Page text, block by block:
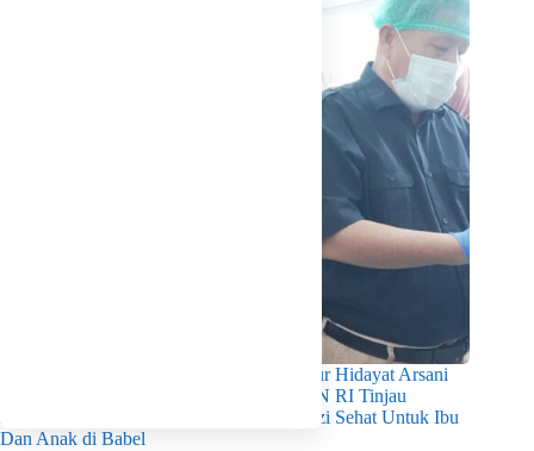
Pastikan Kualitas Gizi Terpenuhi, Gubernur Hidayat Arsani
Dampingi Mendukbangga/Kepala BKKBN RI Tinjau
Layanan Program MBG 3B Wujudkan Gizi Sehat Untuk Ibu
Dan Anak di Babel